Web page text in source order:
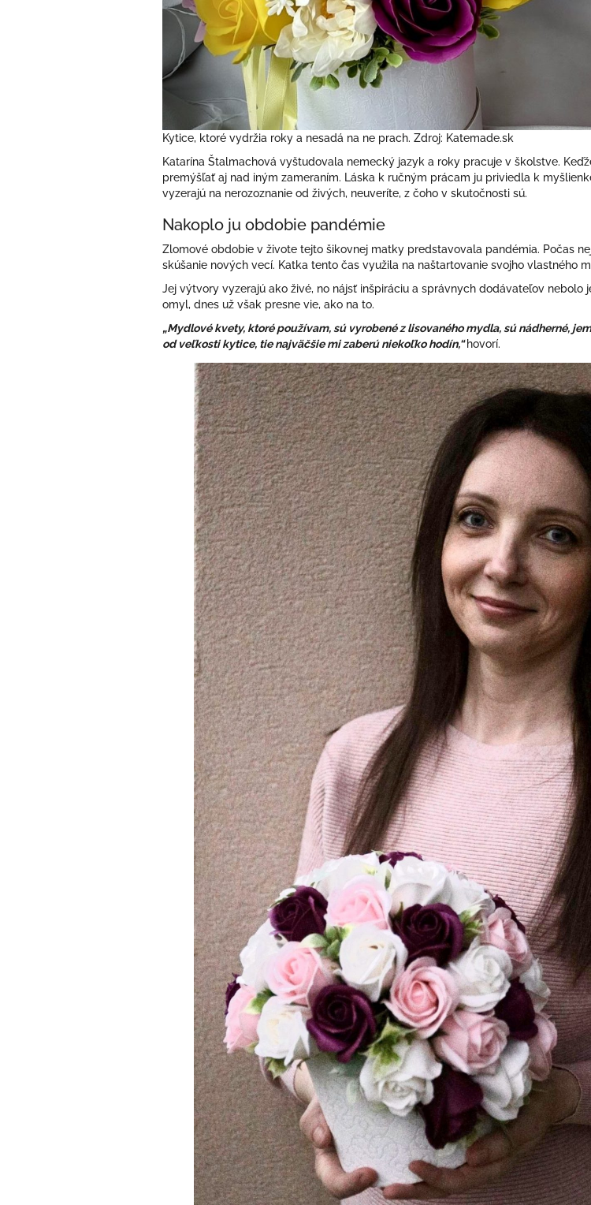
Kytice, ktoré vydržia roky a nesadá na ne prach. Zdroj: Katemade.sk
Katarína Štalmachová vyštudovala nemecký jazyk a roky pracuje v školstve.
premýšľať aj nad iným zameraním. Láska k ručným prácam ju priviedla k
vyzerajú na nerozoznanie od živých, neuveríte, z čoho v skutočnosti sú.
Nakoplo ju obdobie pandémie
Zlomové obdobie v živote tejto šikovnej matky predstavovala pandémia. Počas
skúšanie nových vecí. Katka tento čas využila na naštartovanie svojho vlastného
Jej výtvory vyzerajú ako živé, no nájsť inšpiráciu a správnych dodávateľov
omyl, dnes už však presne vie, ako na to.
„Mydlové kvety, ktoré používam, sú vyrobené z lisovaného mydla, sú nádherné,
od veľkosti kytice, tie najväčšie mi zaberú niekoľko hodín,“hovorí.